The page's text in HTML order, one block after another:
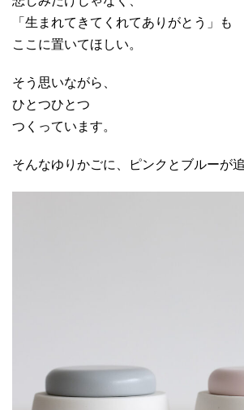
「生まれてきてくれてありがとう」も
ここに置いてほしい。
そう思いながら、
ひとつひとつ
つくっています。
そんなゆりかごに、ピンクとブルーが